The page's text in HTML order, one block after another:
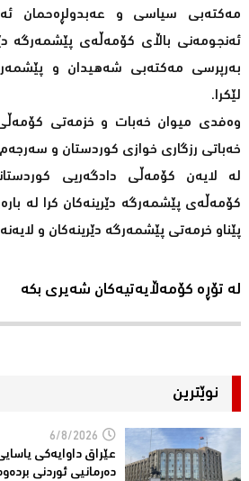
مەكتەبی سیاسی و عەبدولڕەحمان
ئەنجومەنی باڵای كۆمەڵەی پێشمەرگە
بەرپرسی مەكتەبی شەهیدان و
لێکرا.
وەفدی میوان خەبات و خزمەتی كۆمەڵی
خەباتی رزگاری خوازی كوردستان و سەرجەم
لە لایەن كۆمەڵی دادگەریی
كۆمەڵەی پێشمەرگە دێرینەكان كرا لە
پێناو خرمەتی پێشمەرگە دێرینەكان و
لە تۆڕە کۆمەڵایەتیەکان شەیری بکە
نوێترین
6/8/2026
عێراق داوایەکی
دەرمانیى ئوردنی